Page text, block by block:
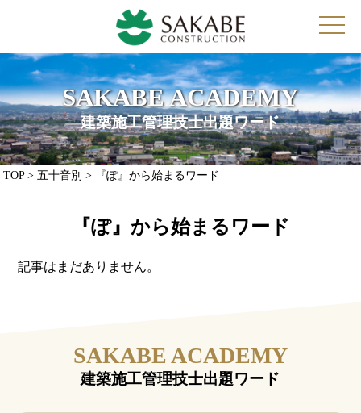
SAKABE ACADEMY
建築施工管理技士出題ワード
TOP> 五十音別 > 『ぽ』から始まるワード
『ぽ』から始まるワード
記事はまだありません。
SAKABE ACADEMY
建築施工管理技士出題ワード